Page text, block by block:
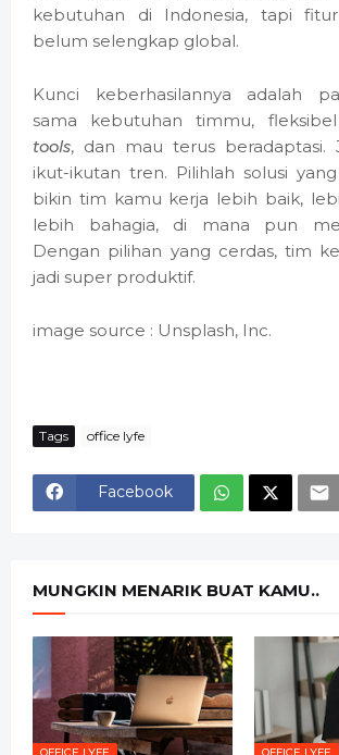
kebutuhan di Indonesia, tapi
belum selengkap global.
Kunci keberhasilannya adalah
sama kebutuhan timmu,
tools, dan mau terus beradaptasi.
ikut-ikutan tren. Pilihlah solusi
bikin tim kamu kerja lebih baik,
lebih bahagia, di mana pun
Dengan pilihan yang cerdas, tim
jadi super produktif.
image source : Unsplash, Inc.
Tags office lyfe
Facebook
MUNGKIN MENARIK BUAT KAMU..
OFFICE LYFE OFFICE LYFE